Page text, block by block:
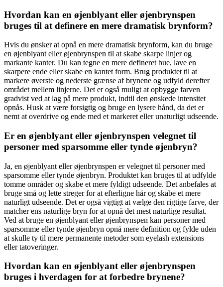
Hvordan kan en øjenblyant eller øjenbrynspen
bruges til at definere en mere dramatisk brynform?
Hvis du ønsker at opnå en mere dramatisk brynform, kan du bruge
en øjenblyant eller øjenbrynspen til at skabe skarpe linjer og
markante kanter. Du kan tegne en mere defineret bue, lave en
skarpere ende eller skabe en kantet form. Brug produktet til at
markere øverste og nederste grænse af brynene og udfyld derefter
området mellem linjerne. Det er også muligt at opbygge farven
gradvist ved at lag på mere produkt, indtil den ønskede intensitet
opnås. Husk at være forsigtig og bruge en lysere hånd, da det er
nemt at overdrive og ende med et markeret eller unaturligt udseende.
Er en øjenblyant eller øjenbrynspen velegnet til
personer med sparsomme eller tynde øjenbryn?
Ja, en øjenblyant eller øjenbrynspen er velegnet til personer med
sparsomme eller tynde øjenbryn. Produktet kan bruges til at udfylde
tomme områder og skabe et mere fyldigt udseende. Det anbefales at
bruge små og lette streger for at efterligne hår og skabe et mere
naturligt udseende. Det er også vigtigt at vælge den rigtige farve, der
matcher ens naturlige bryn for at opnå det mest naturlige resultat.
Ved at bruge en øjenblyant eller øjenbrynspen kan personer med
sparsomme eller tynde øjenbryn opnå mere definition og fylde uden
at skulle ty til mere permanente metoder som eyelash extensions
eller tatoveringer.
Hvordan kan en øjenblyant eller øjenbrynspen
bruges i hverdagen for at forbedre brynene?